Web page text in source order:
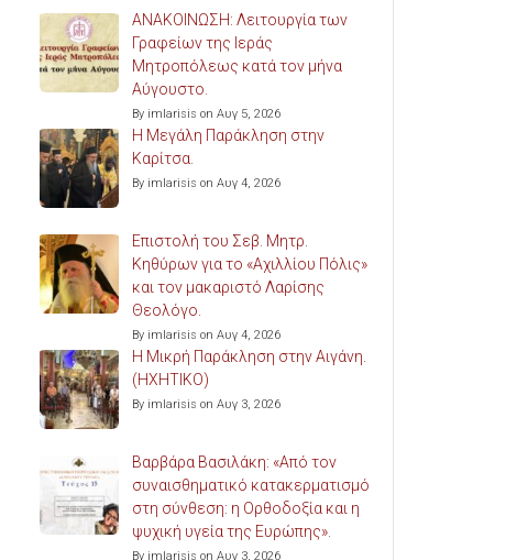
ΑΝΑΚΟΙΝΩΣΗ: Λειτουργία των
Γραφείων της Ιεράς
Μητροπόλεως κατά τον μήνα
Αύγουστο.
By imlarisis on Αυγ 5, 2026
Η Μεγάλη Παράκληση στην
Καρίτσα.
By imlarisis on Αυγ 4, 2026
Επιστολή του Σεβ. Μητρ.
Κηθύρων για το «Αχιλλίου Πόλις»
και τον μακαριστό Λαρίσης
Θεολόγο.
By imlarisis on Αυγ 4, 2026
Η Μικρή Παράκληση στην Αιγάνη.
(ΗΧΗΤΙΚΟ)
By imlarisis on Αυγ 3, 2026
Βαρβάρα Βασιλάκη: «Από τον
συναισθηματικό κατακερματισμό
στη σύνθεση: η Ορθοδοξία και η
ψυχική υγεία της Ευρώπης».
By imlarisis on Αυγ 3, 2026